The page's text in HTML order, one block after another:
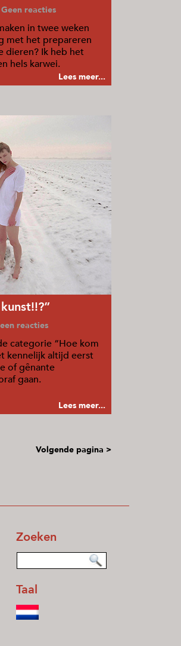
reacties
in twee weken
met het prepareren
dieren? Ik heb het
hels karwei.
Lees meer...
reacties
categorie “Hoe kom
kennelijk altijd eerst
of gênante
gaan.
Lees meer...
Volgende pagina >
Zoeken
Taal